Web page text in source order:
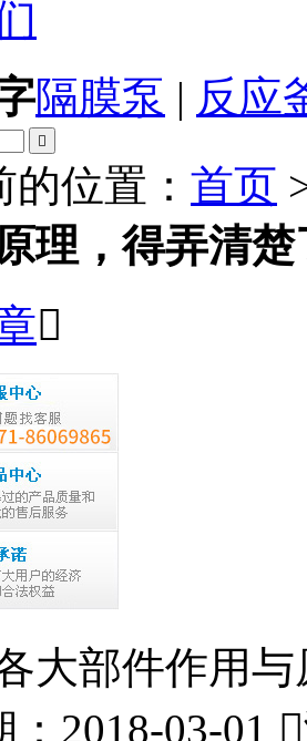
隔膜泵 | 反应

位置： 首页
理，得弄清楚

大部件作用
2018-03-01 